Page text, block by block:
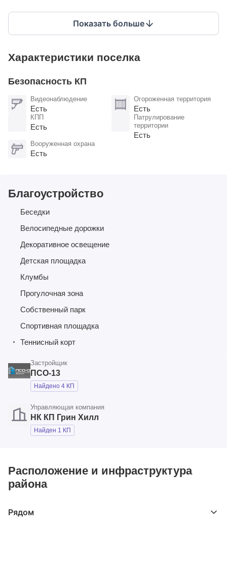
Показать больше
Характеристики поселка
Безопасность КП
Видеонаблюдение
Есть
Огороженная территория
Есть
КПП
Есть
Патрулирование
территории
Есть
Вооруженная охрана
Есть
Благоустройство
Беседки
Велосипедные дорожки
Декоративное освещение
Детская площадка
Клумбы
Прогулочная зона
Собственный парк
Спортивная площадка
Теннисный корт
Застройщик
ПСО-13
Найдено 4 КП
Управляющая компания
НК КП Грин Хилл
Найден 1 КП
Расположение и инфраструктура
района
Рядом